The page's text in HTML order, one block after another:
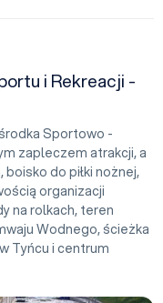
i Rekreacji -
Sportowo -
zapleczem atrakcji, a
do piłki nożnej,
organizacji
na rolkach, teren
Wodnego, ścieżka
Tyńcu i centrum